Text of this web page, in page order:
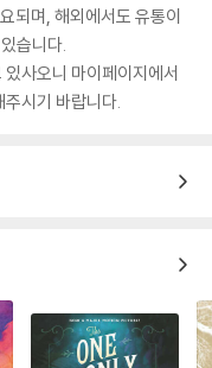
되며, 해외에서도 유통이
습니다.
사오니 마이페이지에서
시기 바랍니다.